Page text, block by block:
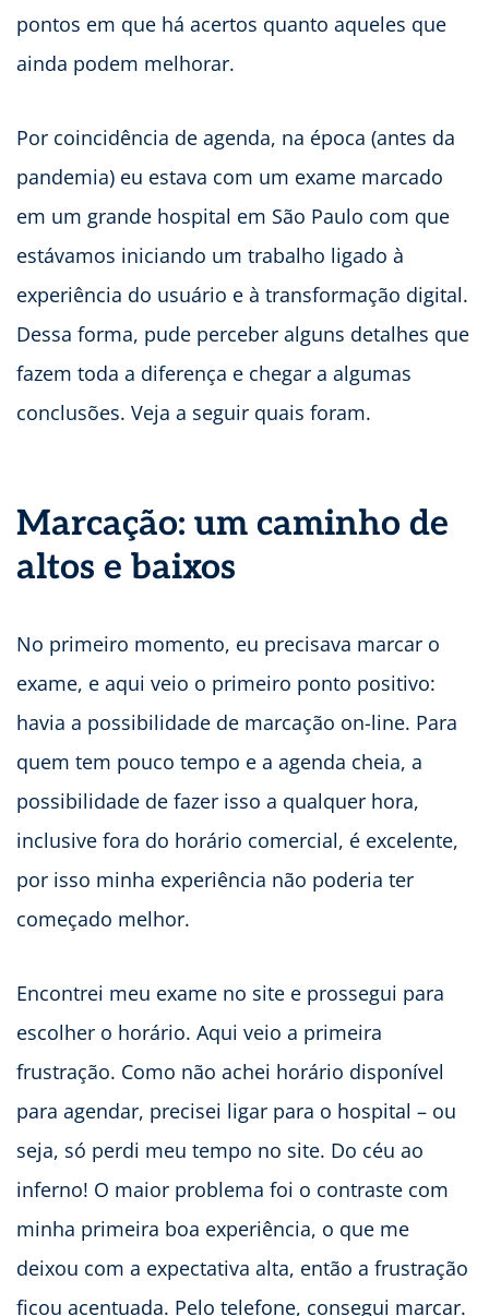
pontos em que há acertos quanto aqueles que
ainda podem melhorar.
Por coincidência de agenda, na época (antes da
pandemia) eu estava com um exame marcado
em um grande hospital em São Paulo com que
estávamos iniciando um trabalho ligado à
experiência do usuário e à transformação digital.
Dessa forma, pude perceber alguns detalhes que
fazem toda a diferença e chegar a algumas
conclusões. Veja a seguir quais foram.
Marcação: um caminho de
altos e baixos
No primeiro momento, eu precisava marcar o
exame, e aqui veio o primeiro ponto positivo:
havia a possibilidade de marcação on-line. Para
quem tem pouco tempo e a agenda cheia, a
possibilidade de fazer isso a qualquer hora,
inclusive fora do horário comercial, é excelente,
por isso minha experiência não poderia ter
começado melhor.
Encontrei meu exame no site e prossegui para
escolher o horário. Aqui veio a primeira
frustração. Como não achei horário disponível
para agendar, precisei ligar para o hospital – ou
seja, só perdi meu tempo no site. Do céu ao
inferno! O maior problema foi o contraste com
minha primeira boa experiência, o que me
deixou com a expectativa alta, então a frustração
ficou acentuada. Pelo telefone, consegui marcar.